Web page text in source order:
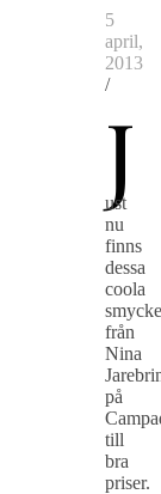
5
april,
2013
/
J
ust
nu
finns
dessa
coola
från
Nina
på
till
bra
priser.